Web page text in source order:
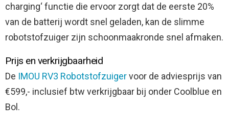
charging‘ functie die ervoor zorgt dat de eerste 20%
van de batterij wordt snel geladen, kan de slimme
robotstofzuiger zijn schoonmaakronde snel afmaken.
Prijs en verkrijgbaarheid
De IMOU RV3 Robotstofzuigervoor de adviesprijs van
€599,- inclusief btw verkrijgbaar bij onder Coolblue en
Bol.